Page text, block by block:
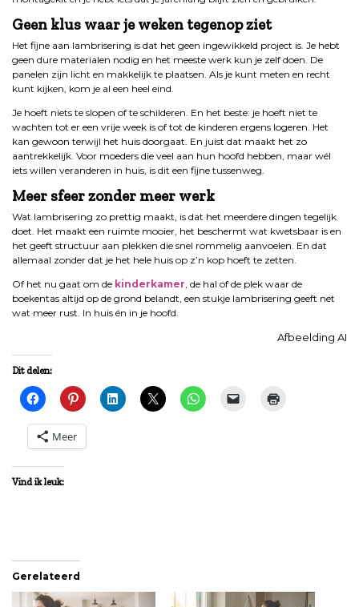
Geen klus waar je weken tegenop ziet
Het fijne aan lambrisering is dat het geen ingewikkeld project is. Je hebt
geen dure materialen nodig en het meeste werk kun je zelf doen. De
panelen zijn licht en makkelijk te plaatsen. Als je kunt meten en recht
kunt kijken, kom je al een heel eind.
Je hoeft niets te slopen of te schilderen. En het beste: je hoeft niet te
wachten tot er een vrije week is of tot de kinderen ergens logeren. Het
kan gewoon terwijl het huis doorgaat. En juist dat maakt het zo
aantrekkelijk. Voor moeders die veel aan hun hoofd hebben, maar wél
iets willen veranderen in huis, is dit een fijne tussenweg.
Meer sfeer zonder meer werk
Wat lambrisering zo prettig maakt, is dat het meerdere dingen tegelijk
doet. Het maakt een ruimte mooier, het beschermt wat kwetsbaar is en
het geeft structuur aan plekken die snel rommelig aanvoelen. En dat
allemaal zonder dat je het hele huis op z’n kop hoeft te zetten.
Of het nu gaat om de kinderkamer , de hal of de plek waar de
boekentas altijd op de grond belandt, een stukje lambrisering geeft net
wat meer rust. In huis én in je hoofd.
Afbeelding AI
Dit delen:
Meer
Vind ik leuk:
Gerelateerd